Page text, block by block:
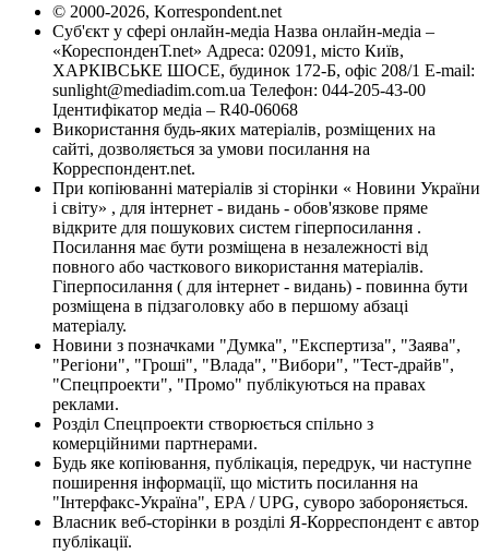
© 2000-2026, Korrespondent.net
Суб'єкт у сфері онлайн-медіа Назва онлайн-медіа –
«КореспонденТ.net» Адреса: 02091, місто Київ,
ХАРКІВСЬКЕ ШОСЕ, будинок 172-Б, офіс 208/1 E-mail:
sunlight@mediadim.com.ua Телефон: 044-205-43-00
Ідентифікатор медіа – R40-06068
Використання будь-яких матеріалів, розміщених на
сайті, дозволяється за умови посилання на
Корреспондент.net.
При копіюванні матеріалів зі сторінки « Новини України
і світу» , для інтернет - видань - обов'язкове пряме
відкрите для пошукових систем гіперпосилання .
Посилання має бути розміщена в незалежності від
повного або часткового використання матеріалів.
Гіперпосилання ( для інтернет - видань) - повинна бути
розміщена в підзаголовку або в першому абзаці
матеріалу.
Новини з позначками "Думка", "Експертиза", "Заява",
"Регіони", "Гроші", "Влада", "Вибори", "Тест-драйв",
"Спецпроекти", "Промо" публікуються на правах
реклами.
Розділ Спецпроекти створюється спільно з
комерційними партнерами.
Будь яке копіювання, публікація, передрук, чи наступне
поширення інформації, що містить посилання на
"Інтерфакс-Україна", EPA / UPG, суворо забороняється.
Власник веб-сторінки в розділі Я-Корреспондент є автор
публікації.